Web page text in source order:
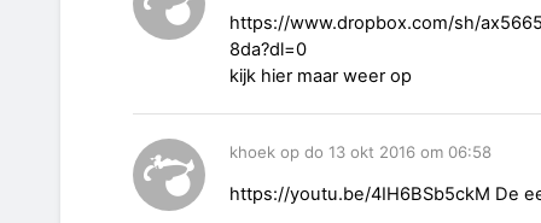
https://www.dropbox.com/sh/
8da?dl=0
kijk hier maar weer op
khoek op do 13 okt 2016 om 06:58
https://youtu.be/4IH6BSb5ckM De